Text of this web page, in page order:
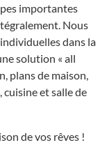
importantes
Nous
dans la
solution « all
plans de maison,
et salle de
de vos rêves !